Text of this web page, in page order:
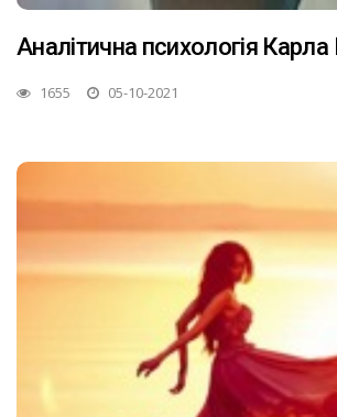
Аналітична психологія
1655 05-10-2021